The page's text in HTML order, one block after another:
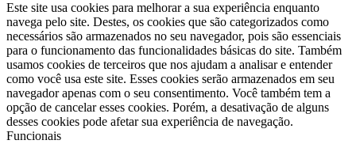
Este site usa cookies para melhorar a sua experiência enquanto
navega pelo site. Destes, os cookies que são categorizados como
necessários são armazenados no seu navegador, pois são essenciais
para o funcionamento das funcionalidades básicas do site. Também
usamos cookies de terceiros que nos ajudam a analisar e entender
como você usa este site. Esses cookies serão armazenados em seu
navegador apenas com o seu consentimento. Você também tem a
opção de cancelar esses cookies. Porém, a desativação de alguns
desses cookies pode afetar sua experiência de navegação.
Funcionais